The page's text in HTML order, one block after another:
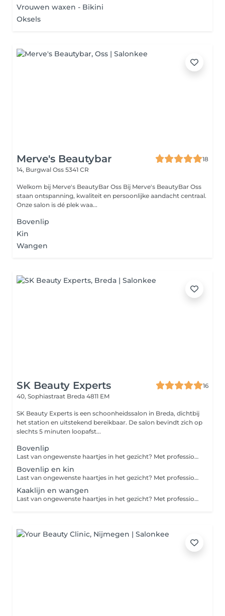
Vrouwen waxen - Bikini
Oksels
Merve's Beautybar
18
14, Burgwal Oss 5341 CR
Welkom bij Merve's BeautyBar Oss Bij Merve's BeautyBar Oss
staan ontspanning, kwaliteit en persoonlijke aandacht centraal.
Onze salon is dé plek waa...
Bovenlip
Kin
Wangen
SK Beauty Experts
16
40, Sophiastraat Breda 4811 EM
SK Beauty Experts is een schoonheidssalon in Breda, dichtbij
het station en uitstekend bereikbaar. De salon bevindt zich op
slechts 5 minuten loopafst...
Bovenlip
Last van ongewenste haartjes in het gezicht? Met professioneel gezichtsharsen verwijderen we haartjes zorgvuldig en effectief, zodat je huid weer glad en verzorgd aanvoelt. Geschikt voor onder andere bovenlip, kin, wangen of kaaklijn. Het resultaat? Een zachte, frisse huid met een langdurig glad effect. Beperkingen: Niet geschikt bij beschadigde of geïrriteerde huid Bij gebruik van bepaalde medicatie (zoals Roaccutane) vooraf melden Niet direct na zonverbranding of intensieve peeling Bij twijfel over huidconditie eerst overleg Goed om te weten: Het resultaat blijft gemiddeld 3 tot 4 weken zichtbaar Lichte roodheid na de behandeling is normaal en trekt snel weg Vermijd 24 uur na de behandeling zon, sauna en intensieve huidproducten Kom bij voorkeur zonder make-up op het te behandelen gebied
Bovenlip en kin
Last van ongewenste haartjes in het gezicht? Met professioneel gezichtsharsen verwijderen we haartjes zorgvuldig en effectief, zodat je huid weer glad en verzorgd aanvoelt. Geschikt voor onder andere bovenlip, kin, wangen of kaaklijn. Het resultaat? Een zachte, frisse huid met een langdurig glad effect. Beperkingen: Niet geschikt bij beschadigde of geïrriteerde huid Bij gebruik van bepaalde medicatie (zoals Roaccutane) vooraf melden Niet direct na zonverbranding of intensieve peeling Bij twijfel over huidconditie eerst overleg Goed om te weten: Het resultaat blijft gemiddeld 3 tot 4 weken zichtbaar Lichte roodheid na de behandeling is normaal en trekt snel weg Vermijd 24 uur na de behandeling zon, sauna en intensieve huidproducten Kom bij voorkeur zonder make-up op het te behandelen gebied
Kaaklijn en wangen
Last van ongewenste haartjes in het gezicht? Met professioneel gezichtsharsen verwijderen we haartjes zorgvuldig en effectief, zodat je huid weer glad en verzorgd aanvoelt. Geschikt voor onder andere bovenlip, kin, wangen of kaaklijn. Het resultaat? Een zachte, frisse huid met een langdurig glad effect. Beperkingen: Niet geschikt bij beschadigde of geïrriteerde huid Bij gebruik van bepaalde medicatie (zoals Roaccutane) vooraf melden Niet direct na zonverbranding of intensieve peeling Bij twijfel over huidconditie eerst overleg Goed om te weten: Het resultaat blijft gemiddeld 3 tot 4 weken zichtbaar Lichte roodheid na de behandeling is normaal en trekt snel weg Vermijd 24 uur na de behandeling zon, sauna en intensieve huidproducten Kom bij voorkeur zonder make-up op het te behandelen gebied